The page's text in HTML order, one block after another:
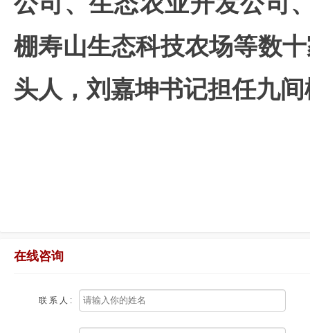
棚寿山生态科技农场等数
头人 ， 刘嘉坤书记担任九
在线咨询
联 系 人 :